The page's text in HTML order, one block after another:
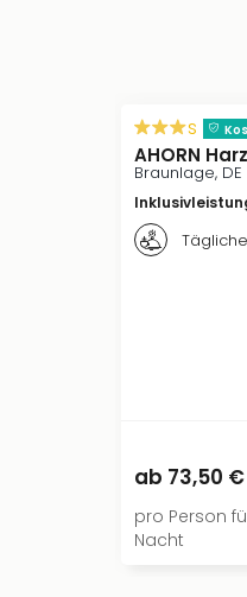
s
AHORN
Braunlage, DE
ab 73,50 €
pro Person
Nacht